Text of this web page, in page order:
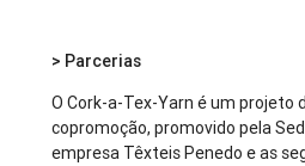
> Parcerias
O Cork-a-Tex-Yarn é um projeto
copromoção, promovido pela
empresa Têxteis Penedo e as